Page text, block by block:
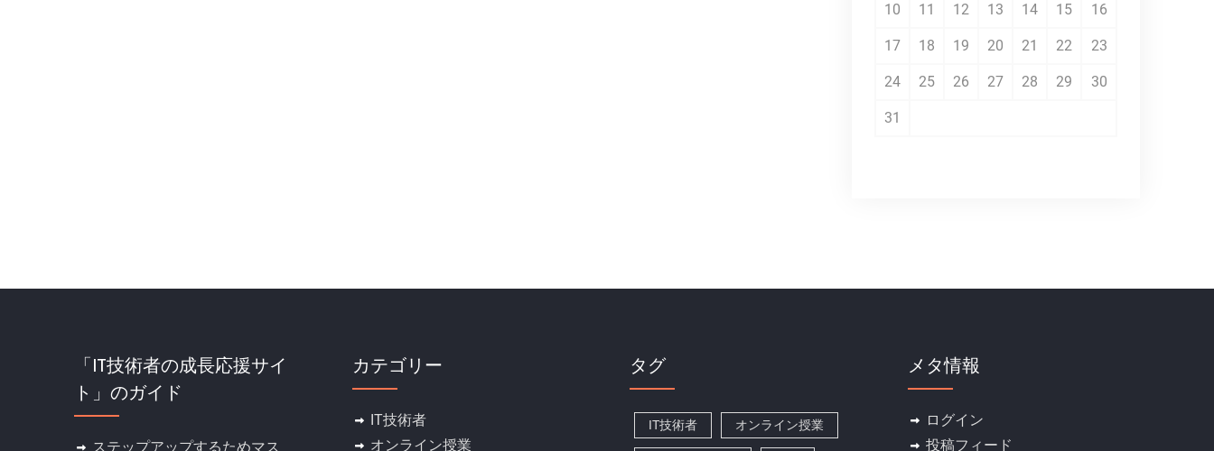
10 11 12 13 14 15 16
17 18 19 20 21 22 23
24 25 26 27 28 29 30
31
「IT技術者の成長応援サイ
ト」のガイド
ステップアップするためマス
カテゴリー
IT技術者
オンライン授業
タグ
IT技術者 オンライン授業
メタ情報
ログイン
投稿フィード